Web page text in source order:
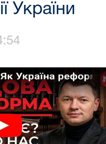
України